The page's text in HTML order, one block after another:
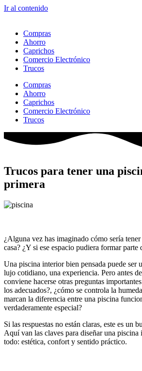
Ir al contenido
Compras
Ahorro
Caprichos
Comercio Electrónico
Trucos
Compras
Ahorro
Caprichos
Comercio Electrónico
Trucos
Trucos para tener una
primera
¿Alguna vez has imaginado cómo sería
casa? ¿Y si ese espacio pudiera formar parte
Una piscina interior bien pensada puede ser
lujo cotidiano, una experiencia. Pero antes
conviene hacerse otras preguntas
los adecuados?, ¿cómo se controla la
marcan la diferencia entre una piscina
verdaderamente especial?
Si las respuestas no están claras, este es un
Aquí van las claves para diseñar una piscina
todo: estética, confort y sentido práctico.